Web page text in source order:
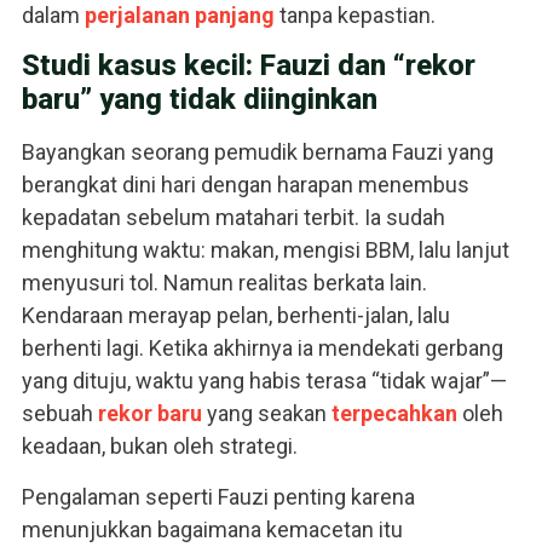
dalam perjalanan panjang tanpa kepastian.
Studi kasus kecil: Fauzi dan “rekor
baru” yang tidak diinginkan
Bayangkan seorang pemudik bernama Fauzi yang
berangkat dini hari dengan harapan menembus
kepadatan sebelum matahari terbit. Ia sudah
menghitung waktu: makan, mengisi BBM, lalu lanjut
menyusuri tol. Namun realitas berkata lain.
Kendaraan merayap pelan, berhenti-jalan, lalu
berhenti lagi. Ketika akhirnya ia mendekati gerbang
yang dituju, waktu yang habis terasa “tidak wajar”—
sebuah rekor baru yang seakan terpecahkan oleh
keadaan, bukan oleh strategi.
Pengalaman seperti Fauzi penting karena
menunjukkan bagaimana kemacetan itu